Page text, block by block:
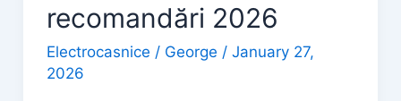
recomandări 2026
Electrocasnice / George / January 27,
2026